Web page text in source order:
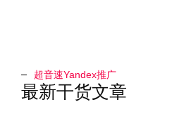
超音速Yandex推广​
最新干货文章